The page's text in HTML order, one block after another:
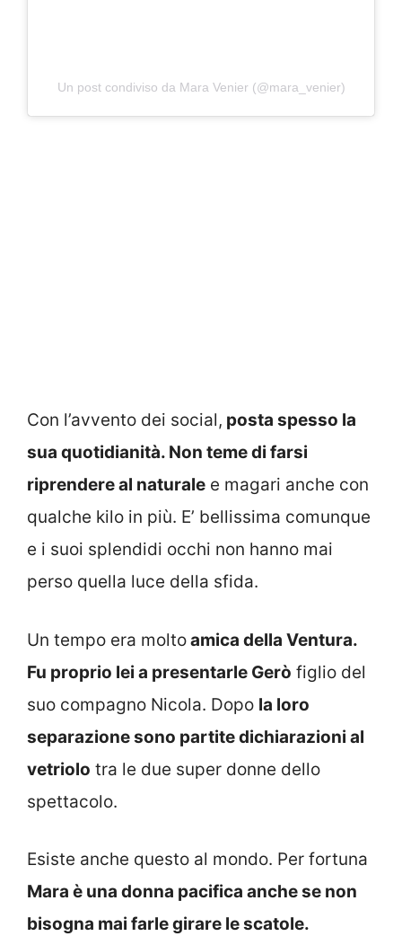
Un post condiviso da Mara Venier (@mara_venier)
Con l’avvento dei social, posta spesso la
sua quotidianità. Non teme di farsi
riprendere al naturale e magari anche con
qualche kilo in più. E’ bellissima comunque
e i suoi splendidi occhi non hanno mai
perso quella luce della sfida.
Un tempo era moltoamica della Ventura.
Fu proprio lei a presentarle Gerò figlio del
suo compagno Nicola. Dopo la loro
separazione sono partite dichiarazioni al
vetriolo tra le due super donne dello
spettacolo.
Esiste anche questo al mondo. Per fortuna
Mara è una donna pacifica anche se non
bisogna mai farle girare le scatole.